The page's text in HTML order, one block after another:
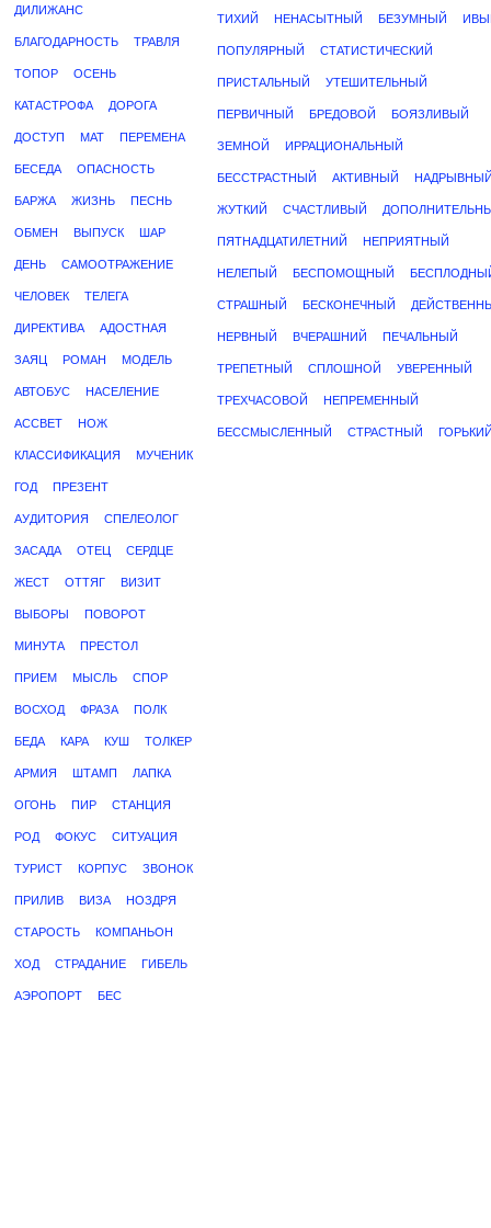
ДИЛИЖАНС
БЛАГОДАРНОСТЬ ТРАВЛЯ
ТОПОР ОСЕНЬ
КАТАСТРОФА ДОРОГА
ДОСТУП МАТ ПЕРЕМЕНА
БЕСЕДА ОПАСНОСТЬ
БАРЖА ЖИЗНЬ ПЕСНЬ
ОБМЕН ВЫПУСК ШАР
ДЕНЬ САМООТРАЖЕНИЕ
ЧЕЛОВЕК ТЕЛЕГА
ДИРЕКТИВА АДОСТНАЯ
ЗАЯЦ РОМАН МОДЕЛЬ
АВТОБУС НАСЕЛЕНИЕ
АССВЕТ НОЖ
КЛАССИФИКАЦИЯ МУЧЕНИК
ГОД ПРЕЗЕНТ
АУДИТОРИЯ СПЕЛЕОЛОГ
ЗАСАДА ОТЕЦ СЕРДЦЕ
ЖЕСТ ОТТЯГ ВИЗИТ
ВЫБОРЫ ПОВОРОТ
МИНУТА ПРЕСТОЛ
ПРИЕМ МЫСЛЬ СПОР
ВОСХОД ФРАЗА ПОЛК
БЕДА КАРА КУШ ТОЛКЕР
АРМИЯ ШТАМП ЛАПКА
ОГОНЬ ПИР СТАНЦИЯ
РОД ФОКУС СИТУАЦИЯ
ТУРИСТ КОРПУС ЗВОНОК
ПРИЛИВ ВИЗА НОЗДРЯ
СТАРОСТЬ КОМПАНЬОН
ХОД СТРАДАНИЕ ГИБЕЛЬ
АЭРОПОРТ БЕС
ТИХИЙ НЕНАСЫТНЫЙ БЕЗУМНЫЙ
ПОПУЛЯРНЫЙ СТАТИСТИЧЕСКИЙ
ПРИСТАЛЬНЫЙ УТЕШИТЕЛЬНЫЙ
ПЕРВИЧНЫЙ БРЕДОВОЙ БОЯЗЛИВЫЙ
ЗЕМНОЙ ИРРАЦИОНАЛЬНЫЙ
БЕССТРАСТНЫЙ АКТИВНЫЙ
ЖУТКИЙ СЧАСТЛИВЫЙ
ПЯТНАДЦАТИЛЕТНИЙ НЕПРИЯТНЫЙ
НЕЛЕПЫЙ БЕСПОМОЩНЫЙ
СТРАШНЫЙ БЕСКОНЕЧНЫЙ
НЕРВНЫЙ ВЧЕРАШНИЙ ПЕЧАЛЬНЫЙ
ТРЕПЕТНЫЙ СПЛОШНОЙ УВЕРЕННЫЙ
ТРЕХЧАСОВОЙ НЕПРЕМЕННЫЙ
БЕССМЫСЛЕННЫЙ СТРАСТНЫЙ